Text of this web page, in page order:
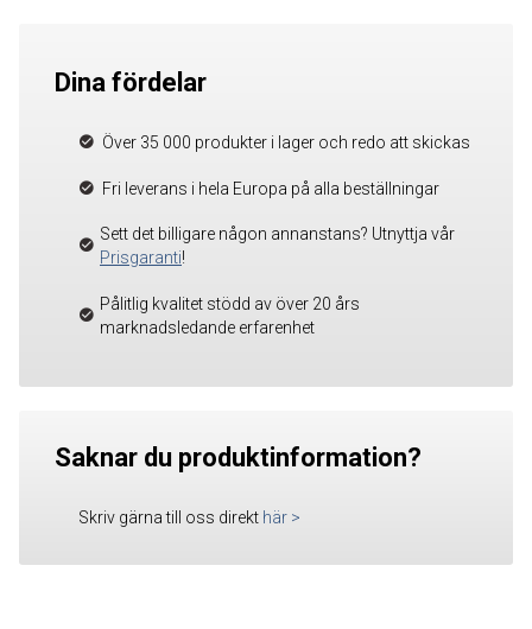
Dina fördelar
Över 35 000 produkter i lager och redo att skickas
Fri leverans i hela Europa på alla beställningar
Sett det billigare någon annanstans? Utnyttja vår
Prisgaranti!
Pålitlig kvalitet stödd av över 20 års
marknadsledande erfarenhet
Saknar du produktinformation?
Skriv gärna till oss direkt här >